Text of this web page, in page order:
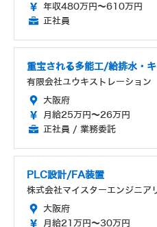
年収480万円～610万円
正社員
重宝される多能工/給排水・
有限会社ユウキストレーション
大阪府
月給25万円～26万円
正社員 / 業務委託
PLC設計/FA装置
株式会社マイスターエンジニア
大阪府
月給21万円～30万円